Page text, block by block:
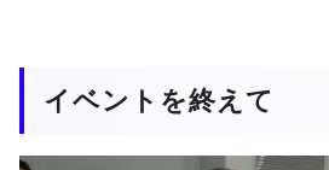
イベントを終えて